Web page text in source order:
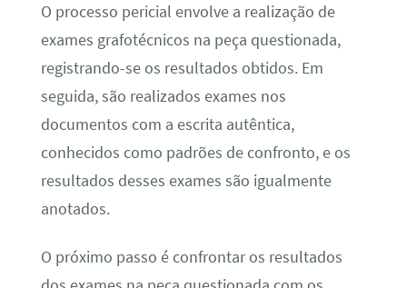
O processo pericial envolve a realização de
exames grafotécnicos na peça questionada,
registrando-se os resultados obtidos. Em
seguida, são realizados exames nos
documentos com a escrita autêntica,
conhecidos como padrões de confronto, e os
resultados desses exames são igualmente
anotados.
O próximo passo é confrontar os resultados